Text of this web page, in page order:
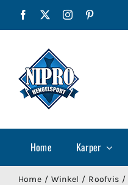
Facebook Instagram
Home Karper
Home Winkel Roofvis